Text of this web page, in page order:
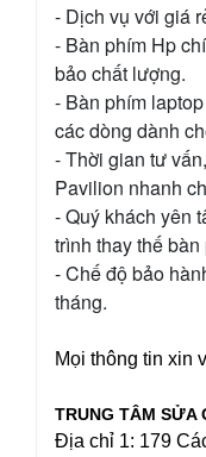
- Dịch vụ với giá
- Bàn phím Hp
bảo chất lượng.
- Bàn phím
các dòng dành
- Thời gian tư
Pavilion nhanh
- Quý khách yên
trình thay thế bàn
- Chế độ bảo
tháng.
Mọi thông tin xin
TRUNG TÂM SỬA
Địa chỉ 1: 179